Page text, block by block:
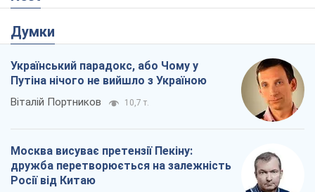
Думки
Український парадокс, або Чому у
Путіна нічого не вийшло з Україною
Віталій Портников 10,7 т.
Москва висуває претензії Пекіну:
дружба перетворюється на залежність
Росії від Китаю